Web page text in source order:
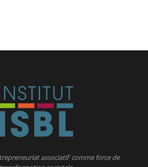
associatif comme force de